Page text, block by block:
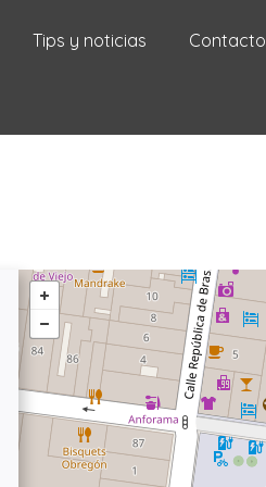
Tips y noticias Contacto